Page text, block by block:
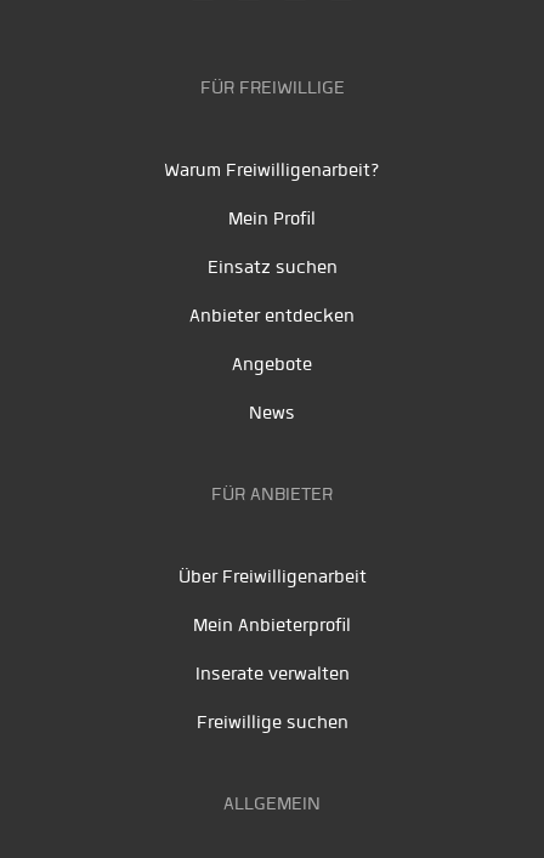
FÜR FREIWILLIGE
Warum Freiwilligenarbeit?
Mein Profil
Einsatz suchen
Anbieter entdecken
Angebote
News
FÜR ANBIETER
Über Freiwilligenarbeit
Mein Anbieterprofil
Inserate verwalten
Freiwillige suchen
ALLGEMEIN